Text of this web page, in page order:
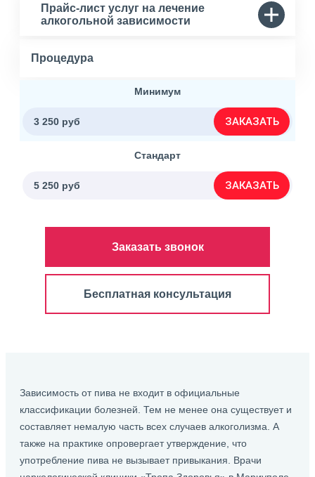
Прайс-лист услуг на лечение
алкогольной зависимости
Процедура
Минимум
3 250 руб ЗАКАЗАТЬ
Стандарт
5 250 руб ЗАКАЗАТЬ
Заказать звонок
Бесплатная консультация
Зависимость от пива не входит в официальные
классификации болезней. Тем не менее она существует и
составляет немалую часть всех случаев алкоголизма. А
также на практике опровергает утверждение, что
употребление пива не вызывает привыкания. Врачи